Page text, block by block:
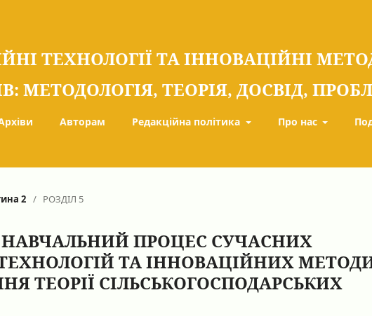
ТЕХНОЛОГІЇ ТА ІННОВАЦІЙНІ
МЕТОДОЛОГІЯ, ТЕОРІЯ, ДОСВІД,
Авторам Редакційна політика Про нас
2 / РОЗДІЛ 5
ПРОЦЕС СУЧАСНИХ
ТА ІННОВАЦІЙНИХ
ТЕОРІЇ СІЛЬСЬКОГОСПОДАРСЬКИХ